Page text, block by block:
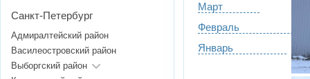
Март
Февраль
Январь
Санкт-Петербург
Адмиралтейский район
Василеостровский район
Выборгский район